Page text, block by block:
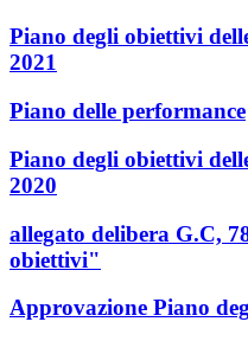
Piano degli obiettivi
2021
Piano delle performance
Piano degli obiettivi
2020
allegato delibera G.C,
obiettivi"
Approvazione Piano